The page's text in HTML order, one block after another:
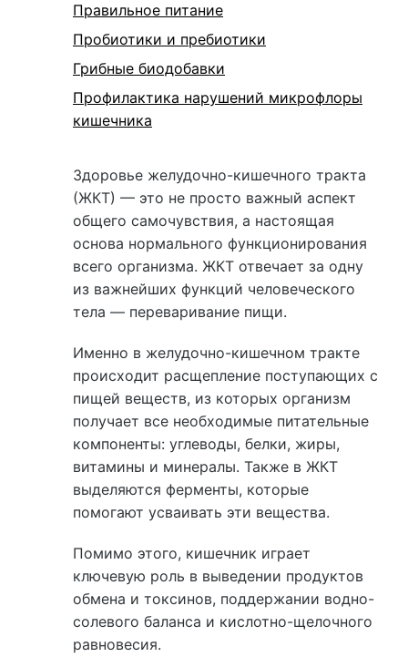
Правильное питание
Пробиотики и пребиотики
Грибные биодобавки
Профилактика нарушений микрофлоры
кишечника
Здоровье желудочно-кишечного тракта
(ЖКТ) — это не просто важный аспект
общего самочувствия, а настоящая
основа нормального функционирования
всего организма. ЖКТ отвечает за одну
из важнейших функций человеческого
тела — переваривание пищи.
Именно в желудочно-кишечном тракте
происходит расщепление поступающих с
пищей веществ, из которых организм
получает все необходимые питательные
компоненты: углеводы, белки, жиры,
витамины и минералы. Также в ЖКТ
выделяются ферменты, которые
помогают усваивать эти вещества.
Помимо этого, кишечник играет
ключевую роль в выведении продуктов
обмена и токсинов, поддержании водно-
солевого баланса и кислотно-щелочного
равновесия.